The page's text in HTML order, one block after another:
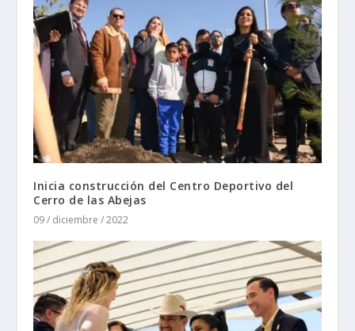
Inicia construcción del Centro Deportivo del
Cerro de las Abejas
09 / diciembre / 2022